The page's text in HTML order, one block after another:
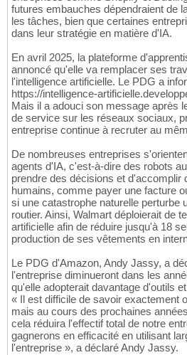
futures embauches dépendraient de
les tâches, bien que certaines
dans leur stratégie en matière d'IA.
En avril 2025, la plateforme
annoncé qu'elle va remplacer ses
l'intelligence artificielle. Le PDG a
https://intelligence-
Mais il a adouci son message après
de service sur les réseaux sociaux,
entreprise continue à recruter au
De nombreuses entreprises
agents d'IA, c'est-à-dire des robots
prendre des décisions et d'accomplir
humains, comme payer une facture
si une catastrophe naturelle perturbe
routier. Ainsi, Walmart déploierait de
artificielle afin de réduire jusqu'à 18
production de ses vêtements en
Le PDG d'Amazon, Andy Jassy, a
l'entreprise diminueront dans les
qu'elle adopterait davantage d'outils
« Il est difficile de savoir exactement
mais au cours des prochaines
cela réduira l'effectif total de notre
gagnerons en efficacité en utilisant
l'entreprise », a déclaré Andy Jassy.